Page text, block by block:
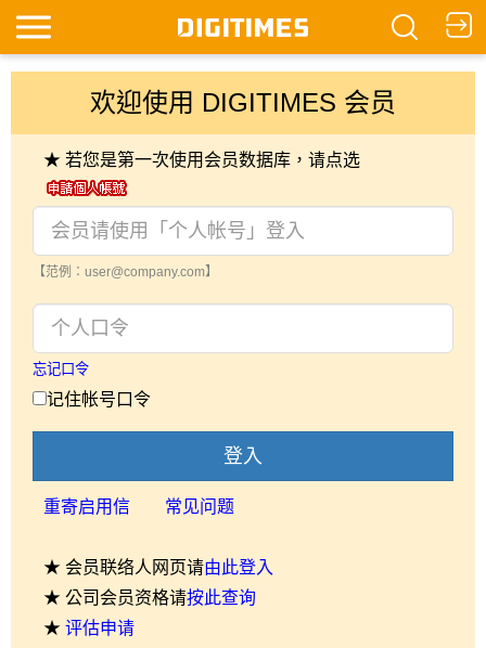
欢迎使用 DIGITIMES 会员
★ 若您是第一次使用会员数据库，请点选
【范例：user@company.com】
忘记口令
记住帐号口令
登入
重寄启用信 常见问题
★ 会员联络人网页请由此登入
★ 公司会员资格请按此查询
★ 评估申请